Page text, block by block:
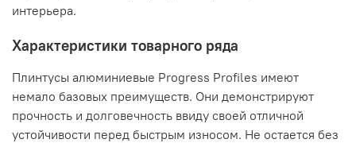
интерьера.
Характеристики товарного ряда
Плинтусы алюминиевые Progress Profiles имеют
немало базовых преимуществ. Они демонстрируют
прочность и долговечность ввиду своей отличной
устойчивости перед быстрым износом. Не остается без